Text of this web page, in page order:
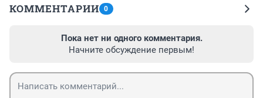
КОММЕНТАРИИ 0
Пока нет ни одного комментария.
Начните обсуждение первым!